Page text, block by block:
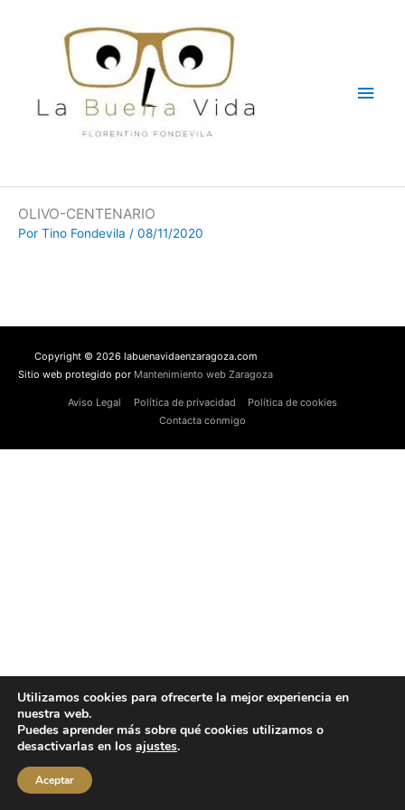
OLIVO-CENTENARIO
Por Tino Fondevila / 08/11/2020
Copyright © 2026 labuenavidaenzaragoza.com
Sitio web protegido por Mantenimiento web Zaragoza
Aviso Legal Política de privacidad
Política de cookies
Contacta conmigo
Utilizamos cookies para ofrecerte la mejor experiencia en
nuestra web.
Puedes aprender más sobre qué cookies utilizamos o
desactivarlas en los ajustes.
Aceptar